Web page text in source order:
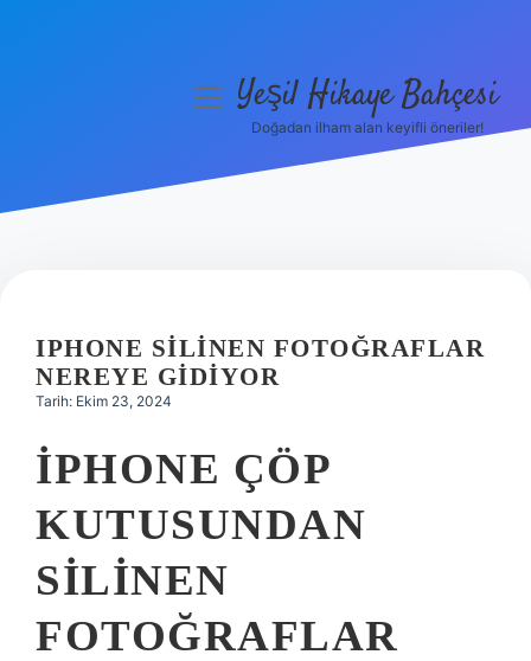
Hakkımızda
menüyüYeşil Hikaye Bahçesi
Doğadan ilham alan keyifli öneriler!
IPHONE SILINEN FOTOĞRAFLAR
NEREYE GIDIYOR
Tarih: Ekim 23, 2024
IPHONE ÇÖP
KUTUSUNDAN
SILINEN
FOTOĞRAFLAR